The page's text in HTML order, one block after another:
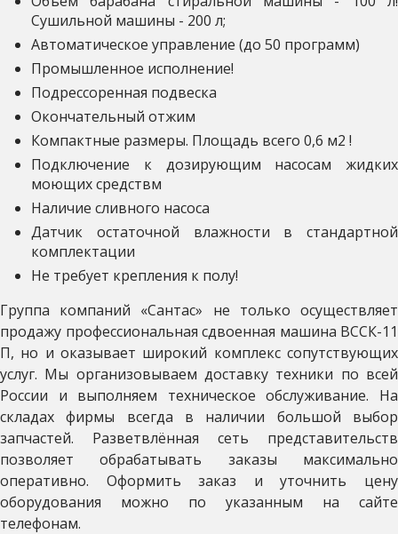
Сушильной машины - 200 л;
Автоматическое управление (до 50 программ)
Промышленное исполнение!
Подрессоренная подвеска
Окончательный отжим
Компактные размеры. Площадь всего 0,6 м2 !
Подключение к дозирующим насосам жидких
моющих средствм
Наличие сливного насоса
Датчик остаточной влажности в стандартной
комплектации
Не требует крепления к полу!
Группа компаний «Сантас» не только осуществляет
продажу профессиональная сдвоенная машина ВССК-11
П, но и оказывает широкий комплекс сопутствующих
услуг. Мы организовываем доставку техники по всей
России и выполняем техническое обслуживание. На
складах фирмы всегда в наличии большой выбор
запчастей. Разветвлённая сеть представительств
позволяет обрабатывать заказы максимально
оперативно. Оформить заказ и уточнить цену
оборудования можно по указанным на сайте
телефонам.